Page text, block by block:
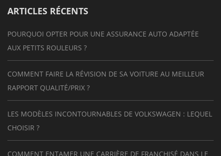
ARTICLES RÉCENTS
POURQUOI OPTER POUR UNE ASSURANCE AUTO ADAPTÉE
AUX PETITS ROULEURS ?
COMMENT FAIRE LA RÉVISION DE SA VOITURE AU MEILLEUR
RAPPORT QUALITÉ/PRIX ?
LES MODÈLES INCONTOURNABLES DE VOLKSWAGEN : LEQUEL
CHOISIR ?
COMMENT ENTAMER UNE CARRIÈRE DE FRANCHISÉ DANS LE